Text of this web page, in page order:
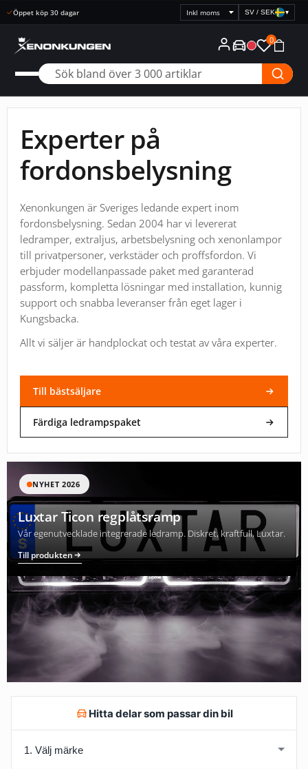
Öppet köp 30 dagar
Välj
prisvisning
SV / SEK ▾
0
Experter på
fordonsbelysning
Xenonkungen är Sveriges ledande expert inom
fordonsbelysning. Sedan 2004 har vi levererat
ledramper, extraljus, arbetsbelysning och xenonlampor
till privatpersoner, verkstäder och proffsfordon. Vi
erbjuder modellanpassade paket med garanterad
passform, kompletta lösningar med installation, kunnig
support och snabba leveranser från eget lager i
Kungsbacka.
Allt vi säljer är handplockat och testat av våra experter.
Till bästsäljare
Färdiga ledrampspaket
NYHET 2026
Luxtar Ticon regplåtsramp
Vår egenutvecklade integrerade ledramp. Diskret, kraftfull, Luxtar.
Till produkten
Hitta delar som passar din bil